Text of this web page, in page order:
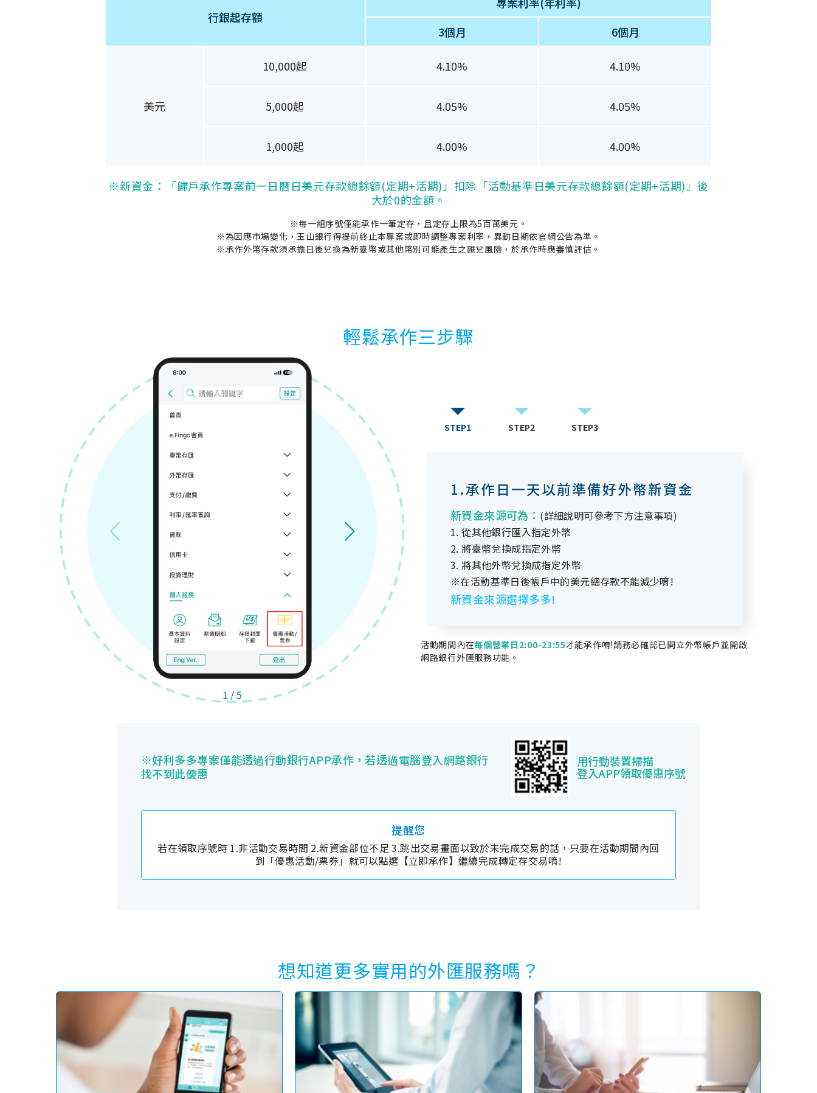
行銀起存額
3個月
6個月
美元
10,000起 4.10% 4.10%
5,000起 4.05% 4.05%
1,000起 4.00% 4.00%
※新資金：「歸戶承作專案前一日曆日美元存款總餘額(定期+活期)」扣除「活動基準日美元存款總餘額(定期+活期)」後
大於0的金額。
※每一組序號僅能承作一筆定存，且定存上限為5百萬美元。
※為因應市場變化，玉山銀行得提前終止本專案或即時調整專案利率，異動日期依官網公告為準。
※承作外幣存款須承擔日後兌換為新臺幣或其他幣別可能產生之匯兌風險，於承作時應審慎評估。
輕鬆承作三步驟
1 /5
STEP1 STEP2 STEP3
1.承作日一天以前準備好外幣新資金
新資金來源可為： (詳細說明可參考下方注意事項)
1. 從其他銀行匯入指定外幣
2. 將臺幣兌換成指定外幣
3. 將其他外幣兌換成指定外幣
※在活動基準日後帳戶中的美元總存款不能減少唷!
新資金來源選擇多多!
活動期間內在每個營業日2:00-23:55才能承作唷!請務必確認已開立外幣帳戶並開啟
網路銀行外匯服務功能。
※好利多多專案僅能透過行動銀行APP承作，若透過電腦登入網路銀行
找不到此優惠
用行動裝置掃描
登入APP領取優惠序號
提醒您
若在領取序號時 1.非活動交易時間 2.新資金部位不足 3.跳出交易畫面以致於未完成交易的話，只要在活動期間內回
到「優惠活動/票券」就可以點選【立即承作】繼續完成轉定存交易唷!
想知道更多實用的外匯服務嗎？